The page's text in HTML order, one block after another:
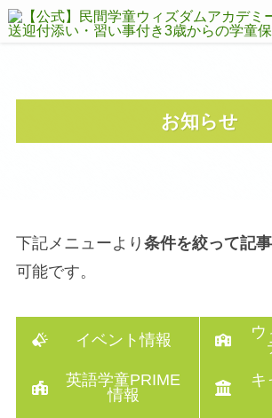
お知らせ
下記メニューより 条件を絞って記
可能です。
イベント情報
ウ
英語学童PRIME
情報
キ